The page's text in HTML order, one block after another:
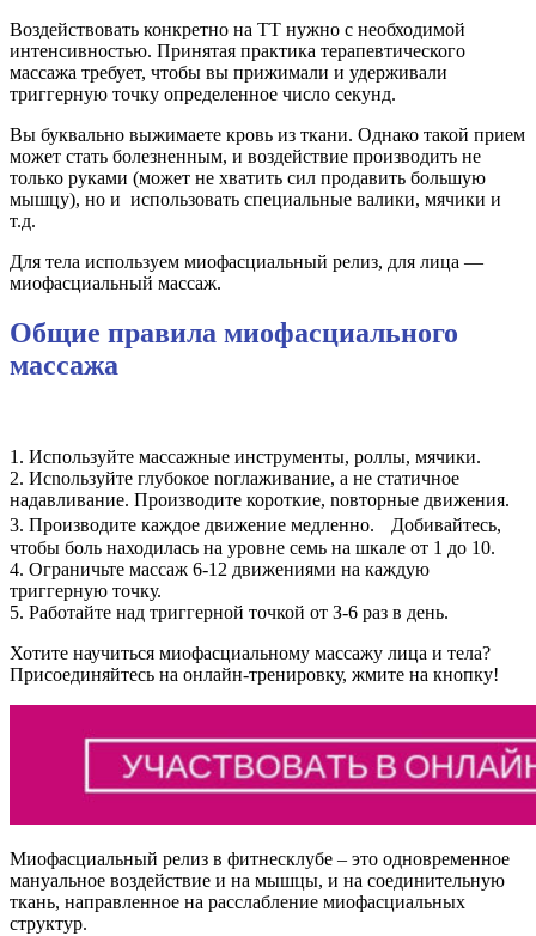
Воздействовать конкретно на ТТ нужно с необходимой
интенсивностью. Принятая практика терапевтического
массажа требует, чтобы вы прижимали и удержи­вали
триггерную точку определенное число секунд.
Вы буквально выжимаете кровь из ткани. Однако такой прием
может стать болезненным, и воздействие производить не
только руками (может не хватить сил продавить большую
мышцу), но и использовать специальные валики, мячики и
т.д.
Для тела используем миофасциальный релиз, для лица —
миофасциальный массаж.
Общие правила миофасциального
массажа
1. Используйте массажные инструменты, роллы, мячики.
2. Исnользуйте глубокое nоглаживание, а не статичное
надавливание. Производите короткие, nовторные движения.
3. Производите каждое движение медленно. Добивайтесь,
чтобы боль находилась на уровне семь на шкале от 1 до 10.
4. Ограничьте массаж 6-12 движениями на каждую
триггерную точку.
5. Работайте над триггерной точкой от З-6 раз в день.
Хотите научиться миофасциальному массажу лица и тела?
Присоединяйтесь на онлайн-тренировку, жмите на кнопку!
Миофасциальный релиз в фитнесклубе – это одновременное
мануальное воздействие и на мышцы, и на соединительную
ткань, направленное на расслабление миофасциальных
структур.